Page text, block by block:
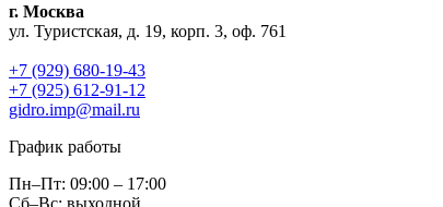
г. Москва
ул. Туристская, д. 19, корп. 3, оф. 761
+7 (929) 680-19-43
+7 (925) 612-91-12
gidro.imp@mail.ru
График работы
Пн–Пт: 09:00 – 17:00
Сб–Вс: выходной